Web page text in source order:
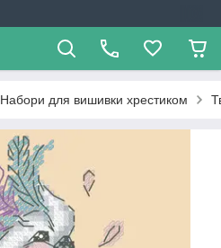
Набори для вишивки хрестиком